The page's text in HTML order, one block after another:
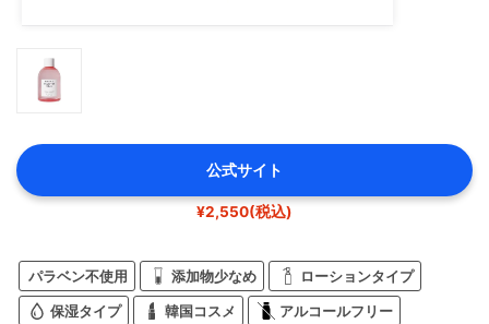
公式サイト
¥2,550(税込)
パラベン不使用 添加物少なめ ローションタイプ
保湿タイプ 韓国コスメ アルコールフリー